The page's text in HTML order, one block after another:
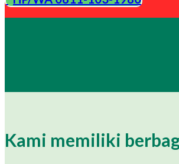
Kami memiliki